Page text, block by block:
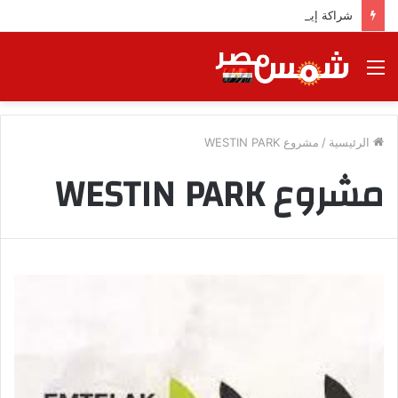
شراكة إيجي تاورز مع بلدينا.. قيمة مضافة تعزز نجاح المشروعات
القائمة
الرئيسية / مشروع WESTIN PARK
مشروع WESTIN PARK